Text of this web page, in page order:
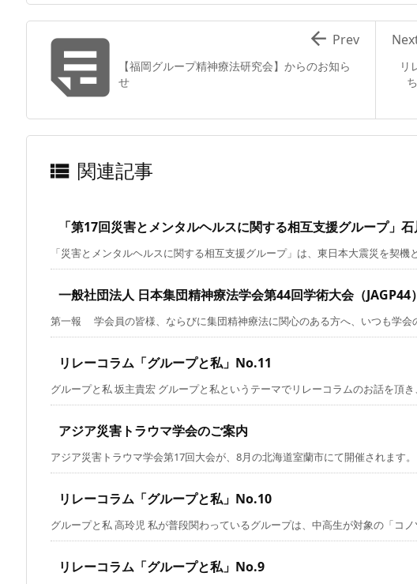
リ
 【福岡グループ精神療法研究会】からのお知ら
せ
 Prev
 関連記事
「第17回災害とメンタルヘルスに関する相互支援グループ」
「災害とメンタルヘルスに関する相互支援グループ」は、東日本大震災を契機
一般社団法人 日本集団精神療法学会第44回学術大会（JAGP44）
第一報 学会員の皆様、ならびに集団精神療法に関心のある方へ、いつも学会
リレーコラム「グループと私」No.11
グループと私 坂主貴宏 グループと私というテーマでリレーコラムのお話を頂き
アジア災害トラウマ学会のご案内
アジア災害トラウマ学会第17回大会が、8月の北海道室蘭市にて開催されます
リレーコラム「グループと私」No.10
グループと私 高玲児 私が普段関わっているグループは、中高生が対象の「コノ
リレーコラム「グループと私」No.9